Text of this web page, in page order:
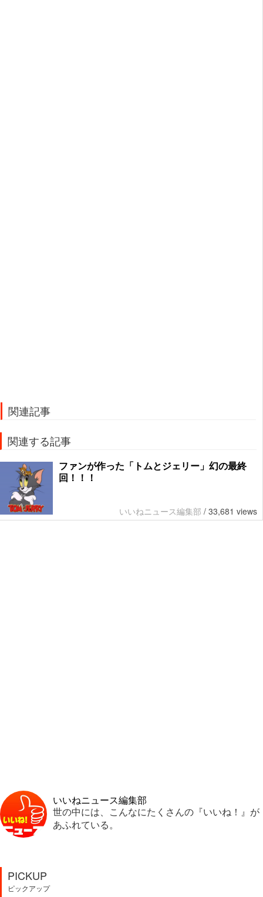
関連記事
関連する記事
ファンが作った「トムとジェリー」幻の最終
回！！！
いいねニュース編集部 / 33,681 views
いいねニュース編集部
世の中には、こんなにたくさんの『いいね！』が
あふれている。
PICKUP
ピックアップ